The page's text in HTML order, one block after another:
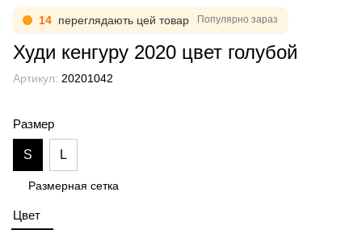
14 переглядають цей товар Популярно зараз
Худи кенгуру 2020 цвет голубой
Артикул: 20201042
Размер
S L
Размерная сетка
Цвет